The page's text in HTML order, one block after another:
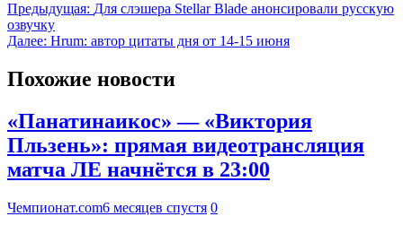
Предыдущая: Для слэшера Stellar Blade анонсировали русскую
озвучку
Далее: Hrum: автор цитаты дня от 14-15 июня
Похожие новости
«Панатинаикос» — «Виктория
Пльзень»: прямая видеотрансляция
матча ЛЕ начнётся в 23:00
Чемпионат.com6 месяцев спустя 0